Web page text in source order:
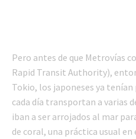
Pero antes de que Metrovías
Rapid Transit Authority),
Tokio, los japoneses ya tenían
cada día transportan a varias
iban a ser arrojados al mar
de coral, una práctica usual